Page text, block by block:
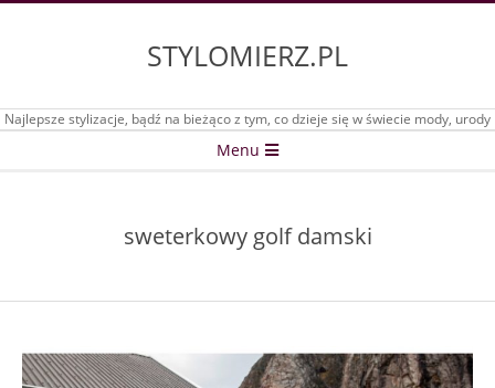
STYLOMIERZ.PL
Najlepsze stylizacje, bądź na bieżąco z tym, co dzieje się w świecie mody, urody
Menu
sweterkowy golf damski